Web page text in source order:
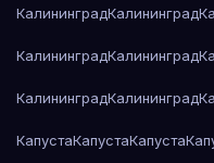
КалининградКалининград
КалининградКалининград
КалининградКалининград
КапустаКапустаКапуста